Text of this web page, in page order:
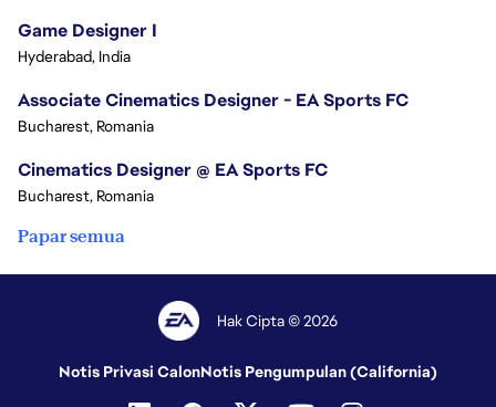
Game Designer I
Hyderabad, India
Associate Cinematics Designer - EA Sports FC
Bucharest, Romania
Cinematics Designer @ EA Sports FC
Bucharest, Romania
Papar semua
Hak Cipta © 2026
Notis Privasi CalonNotis Pengumpulan (California)